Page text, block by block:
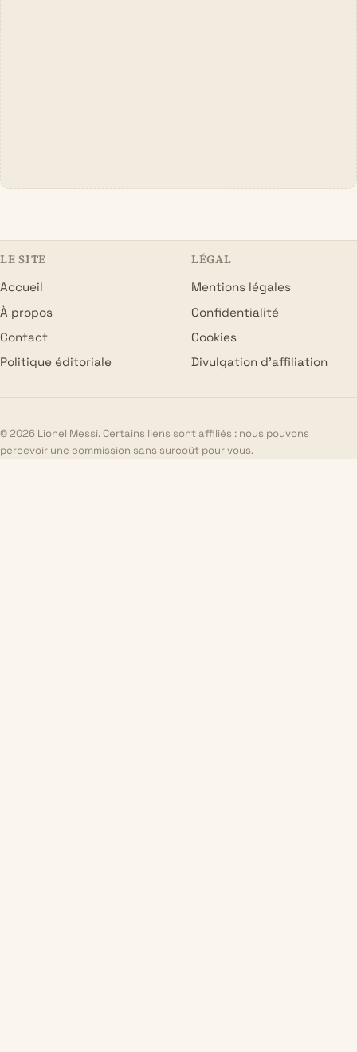
LE SITE
Accueil
À propos
Contact
Politique éditoriale
LÉGAL
Mentions légales
Confidentialité
Cookies
Divulgation d’affiliation
© 2026 Lionel Messi. Certains liens sont affiliés : nous pouvons
percevoir une commission sans surcoût pour vous.